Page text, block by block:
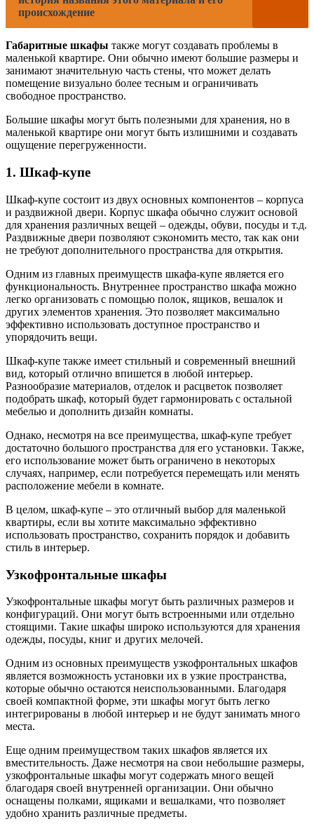
происхождение
Габаритные шкафы также могут создавать проблемы в
маленькой квартире. Они обычно имеют большие размеры и
занимают значительную часть стены, что может делать
помещение визуально более тесным и ограничивать
свободное пространство.
Большие шкафы могут быть полезными для хранения, но в
маленькой квартире они могут быть излишними и создавать
ощущение перегруженности.
1. Шкаф-купе
Шкаф-купе состоит из двух основных компонентов – корпуса
и раздвижной двери. Корпус шкафа обычно служит основой
для хранения различных вещей – одежды, обуви, посуды и т.д.
Раздвижные двери позволяют сэкономить место, так как они
не требуют дополнительного пространства для открытия.
Одним из главных преимуществ шкафа-купе является его
функциональность. Внутреннее пространство шкафа можно
легко организовать с помощью полок, ящиков, вешалок и
других элементов хранения. Это позволяет максимально
эффективно использовать доступное пространство и
упорядочить вещи.
Шкаф-купе также имеет стильный и современный внешний
вид, который отлично впишется в любой интерьер.
Разнообразие материалов, отделок и расцветок позволяет
подобрать шкаф, который будет гармонировать с остальной
мебелью и дополнить дизайн комнаты.
Однако, несмотря на все преимущества, шкаф-купе требует
достаточно большого пространства для его установки. Также,
его использование может быть ограничено в некоторых
случаях, например, если потребуется перемещать или менять
расположение мебели в комнате.
В целом, шкаф-купе – это отличный выбор для маленькой
квартиры, если вы хотите максимально эффективно
использовать пространство, сохранить порядок и добавить
стиль в интерьер.
Узкофронтальные шкафы
Узкофронтальные шкафы могут быть различных размеров и
конфигураций. Они могут быть встроенными или отдельно
стоящими. Такие шкафы широко используются для хранения
одежды, посуды, книг и других мелочей.
Одним из основных преимуществ узкофронтальных шкафов
является возможность установки их в узкие пространства,
которые обычно остаются неиспользованными. Благодаря
своей компактной форме, эти шкафы могут быть легко
интегрированы в любой интерьер и не будут занимать много
места.
Еще одним преимуществом таких шкафов является их
вместительность. Даже несмотря на свои небольшие размеры,
узкофронтальные шкафы могут содержать много вещей
благодаря своей внутренней организации. Они обычно
оснащены полками, ящиками и вешалками, что позволяет
удобно хранить различные предметы.